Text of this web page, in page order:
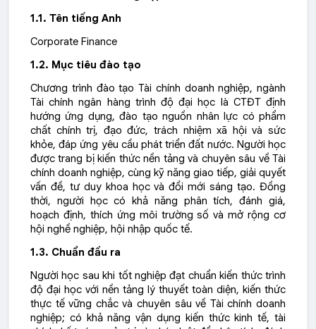
1.1. Tên tiếng Anh
Corporate Finance
1.2. Mục tiêu đào tạo
Chương trình đào tạo Tài chính doanh nghiệp, ngành
Tài chính ngân hàng trình độ đại học là CTĐT định
hướng ứng dụng, đào tạo nguồn nhân lực có phẩm
chất chính trị, đạo đức, trách nhiệm xã hội và sức
khỏe, đáp ứng yêu cầu phát triển đất nước. Người học
được trang bị kiến thức nền tảng và chuyên sâu về Tài
chính doanh nghiệp, cùng kỹ năng giao tiếp, giải quyết
vấn đề, tư duy khoa học và đổi mới sáng tạo. Đồng
thời, người học có khả năng phân tích, đánh giá,
hoạch định, thích ứng môi trường số và mở rộng cơ
hội nghề nghiệp, hội nhập quốc tế.
1.3. Chuẩn đầu ra
Người học sau khi tốt nghiệp đạt chuẩn kiến thức trình
độ đại học với nền tảng lý thuyết toàn diện, kiến thức
thực tế vững chắc và chuyên sâu về Tài chính doanh
nghiệp; có khả năng vận dụng kiến thức kinh tế, tài